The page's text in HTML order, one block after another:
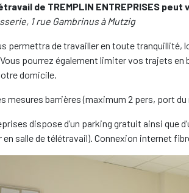
de TREMPLIN ENTREPRISES
1 rue Gambrinus à Mutzig
permettra de travailler en toute tranquillité,
pourrez également limiter vos trajets en
domicile.
mesures barrières (maximum 2 pers, port
dispose d’un parking gratuit ainsi que
en salle de télétravail). Connexion internet